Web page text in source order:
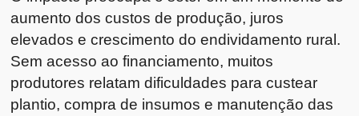
aumento dos custos de produção, juros
elevados e crescimento do endividamento rural.
Sem acesso ao financiamento, muitos
produtores relatam dificuldades para custear
plantio, compra de insumos e manutenção das